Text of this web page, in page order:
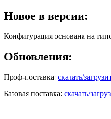
Новое в версии:
Конфигурация основана на
Обновления:
Проф-поставка: скачать/
Базовая поставка: скачать/